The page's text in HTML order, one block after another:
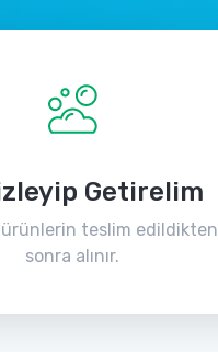
Getirelim
ürünlerin teslim edildikten
sonra alınır.